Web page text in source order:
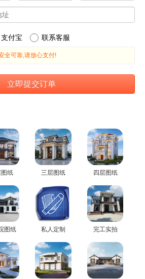
纸 三层图纸 四层图纸
图纸 私人定制 完工实拍